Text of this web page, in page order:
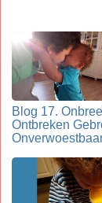
Blog 17.
Ontbreken